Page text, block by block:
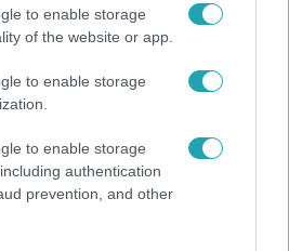
to enable storage
of the website or app.
to enable storage
to enable storage
authentication
prevention, and other
Shane
minden működött